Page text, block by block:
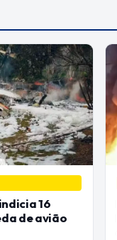
16
de avião